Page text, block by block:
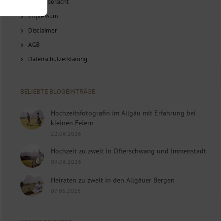
Blog-Übersicht
Impressum
Disclaimer
AGB
Datenschutzerklärung
BELIEBTE BLOGEINTRÄGE
Hochzeitsfotografin im Allgäu mit Erfahrung bei
kleinen Feiern
22.06.2026
Hochzeit zu zweit in Ofterschwang und Immenstadt
09.06.2026
Heiraten zu zweit in den Allgäuer Bergen
07.06.2026